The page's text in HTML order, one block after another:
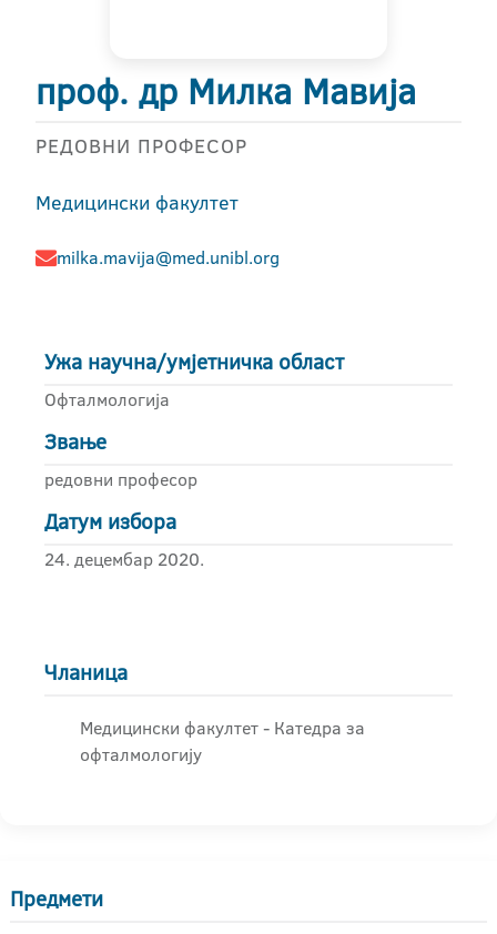
проф. др Милка Мавија
РЕДОВНИ ПРОФЕСОР
Медицински факултет
milka.mavija@med.unibl.org
Ужа научна/умјетничка област
Офталмологија
Звање
редовни професор
Датум избора
24. децембар 2020.
Чланица
Медицински факултет - Катедра за
офталмологију
Предмети